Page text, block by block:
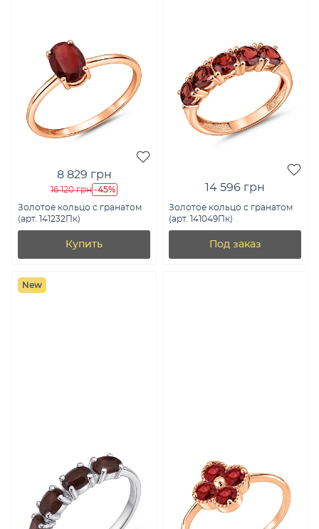
8 829 грн
16 120 грн -45%
Золотое кольцо с гранатом
(арт. 141232Пк)
Купить
14 596 грн
Золотое кольцо с гранатом
(арт. 141049Пк)
Под заказ
New